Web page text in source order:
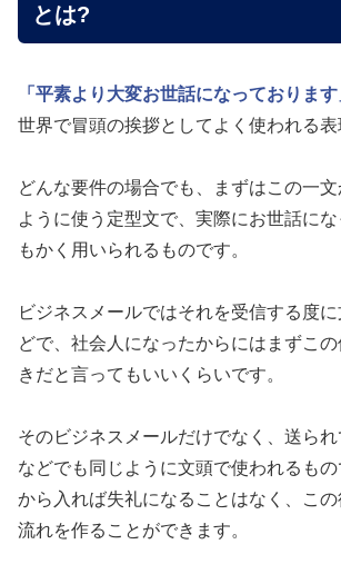
とは?
「平素より大変お世話になっております
世界で冒頭の挨拶としてよく使われる表
どんな要件の場合でも、まずはこの一
ように使う定型文で、実際にお世話に
もかく用いられるものです。
ビジネスメールではそれを受信する度
どで、社会人になったからにはまずこ
きだと言ってもいいくらいです。
そのビジネスメールだけでなく、送ら
などでも同じように文頭で使われるも
から入れば失礼になることはなく、こ
流れを作ることができます。